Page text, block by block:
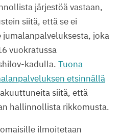
järjestöä vastaan,
siitä, että se ei
joka
vuokratussa
kadulla. Tuona
etsinnällä
siitä, että
hallinnollista rikkomusta.
ilmoitetaan